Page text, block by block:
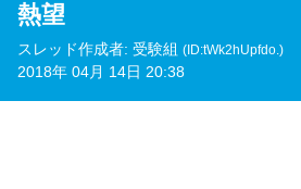
熱望
スレッド作成者: 受験組 (ID:tWk2hUpfdo.)
2018年 04月 14日 20:38